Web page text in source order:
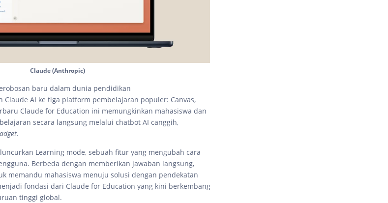
Claude (Anthropic)
baru dalam dunia pendidikan
Claude AI ke tiga platform pembelajaran populer: Canvas,
Claude for Education ini memungkinkan mahasiswa dan
secara langsung melalui chatbot AI canggih,
Learning mode, sebuah fitur yang mengubah cara
Berbeda dengan memberikan jawaban langsung,
memandu mahasiswa menuju solusi dengan pendekatan
fondasi dari Claude for Education yang kini berkembang
tinggi global.